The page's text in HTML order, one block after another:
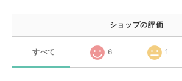
ショップの評価
すべて 6 1